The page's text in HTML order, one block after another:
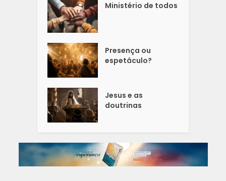
Ministério de todos
Presença ou
espetáculo?
Jesus e as
doutrinas